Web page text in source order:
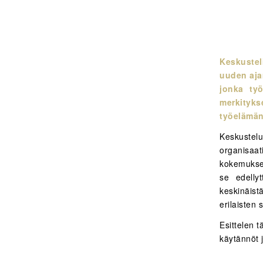
uuden
jonka
se
erilaisten
Esittelen
käytännöt